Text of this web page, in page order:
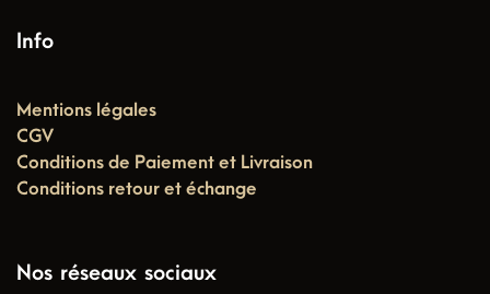
Info
Mentions légales
CGV
Conditions de Paiement et Livraison
Conditions retour et échange
Nos réseaux sociaux